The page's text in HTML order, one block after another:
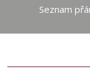
Seznam